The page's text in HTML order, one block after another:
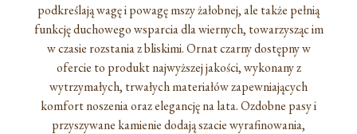
podkreślają wagę i powagę mszy żałobnej, ale także pełnią
funkcję duchowego wsparcia dla wiernych, towarzysząc im
w czasie rozstania z bliskimi. Ornat czarny dostępny w
ofercie to produkt najwyższej jakości, wykonany z
wytrzymałych, trwałych materiałów zapewniających
komfort noszenia oraz elegancję na lata. Ozdobne pasy i
przyszywane kamienie dodają szacie wyrafinowania,